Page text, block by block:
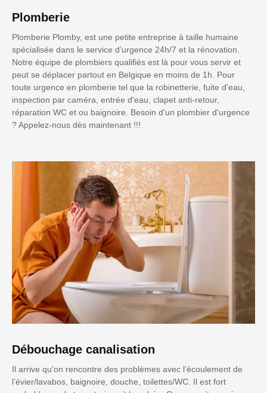
Plomberie
Plomberie Plomby, est une petite entreprise à taille humaine
spécialisée dans le service d’urgence 24h/7 et la rénovation.
Notre équipe de plombiers qualifiés est là pour vous servir et
peut se déplacer partout en Belgique en moins de 1h. Pour
toute urgence en plomberie tel que la robinetterie, fuite d'eau,
inspection par caméra, entrée d'eau, clapet anti-retour,
réparation WC et ou baignoire. Besoin d'un plombier d'urgence
? Appelez-nous dès maintenant !!!
Débouchage canalisation
Il arrive qu'on rencontre des problèmes avec l’écoulement de
l’évier/lavabos, baignoire, douche, toilettes/WC. Il est fort